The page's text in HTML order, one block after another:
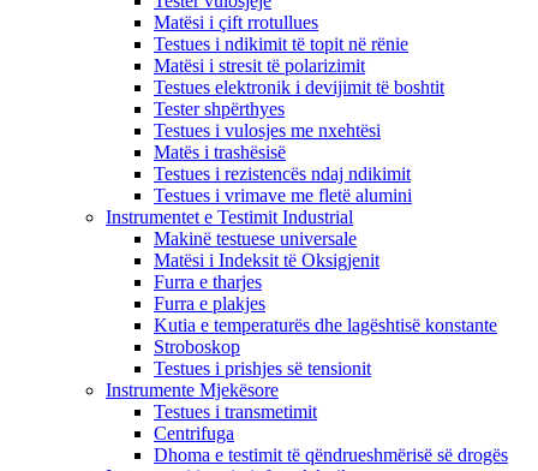
Matësi i çift rrotullues
Testues i ndikimit të topit në rënie
Matësi i stresit të polarizimit
Testues elektronik i devijimit të boshtit
Tester shpërthyes
Testues i vulosjes me nxehtësi
Matës i trashësisë
Testues i rezistencës ndaj ndikimit
Testues i vrimave me fletë alumini
Instrumentet e Testimit Industrial
Makinë testuese universale
Matësi i Indeksit të Oksigjenit
Furra e tharjes
Furra e plakjes
Kutia e temperaturës dhe lagështisë konstante
Stroboskop
Testues i prishjes së tensionit
Instrumente Mjekësore
Testues i transmetimit
Centrifuga
Dhoma e testimit të qëndrueshmërisë së drogës